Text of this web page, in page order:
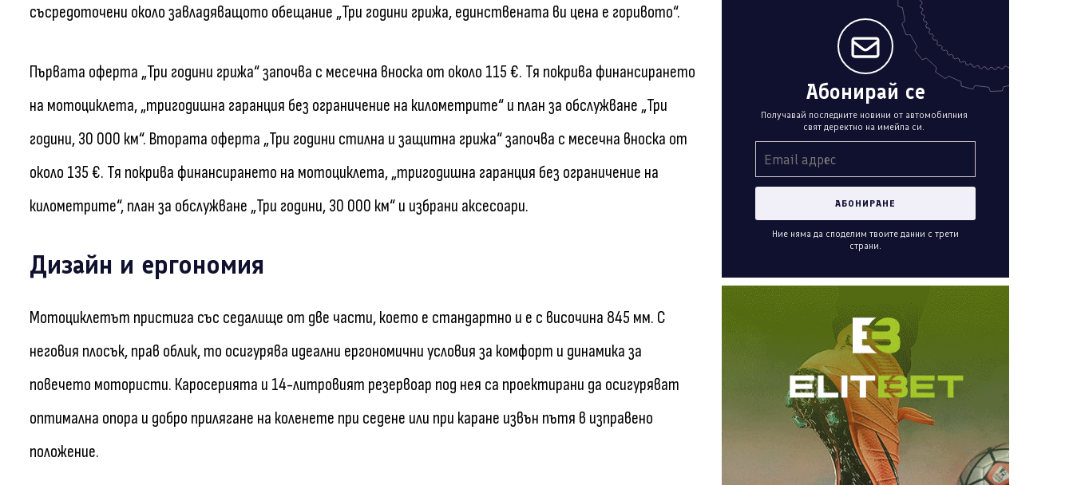
съсредоточени около завладяващото обещание „Три години грижа, единствената ви цена е горивото“.
Първата оферта „Три години грижа“ започва с месечна вноска от около 115 €. Тя покрива финансирането
на мотоциклета, „тригодишна гаранция без ограничение на километрите“ и план за обслужване „Три
години, 30 000 км“. Втората оферта „Три години стилна и защитна грижа“ започва с месечна вноска от
около 135 €. Тя покрива финансирането на мотоциклета, „тригодишна гаранция без ограничение на
километрите“, план за обслужване „Три години, 30 000 км“ и избрани аксесоари.
Дизайн и ергономия
Мотоциклетът пристига със седалище от две части, което е стандартно и е с височина 845 мм. С
неговия плосък, прав облик, то осигурява идеални ергономични условия за комфорт и динамика за
повечето мотористи. Каросерията и 14-литровият резервоар под нея са проектирани да осигуряват
оптимална опора и добро прилягане на коленете при седене или при каране извън пътя в изправено
положение.
Абонирай се
Получавай последните новини от автомобилния
свят деректно на имейла си.
Ние няма да споделим твоите данни с трети
страни.